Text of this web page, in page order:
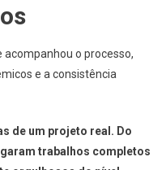
acompanhou o processo,
e a consistência
de um projeto real. Do
trabalhos completos